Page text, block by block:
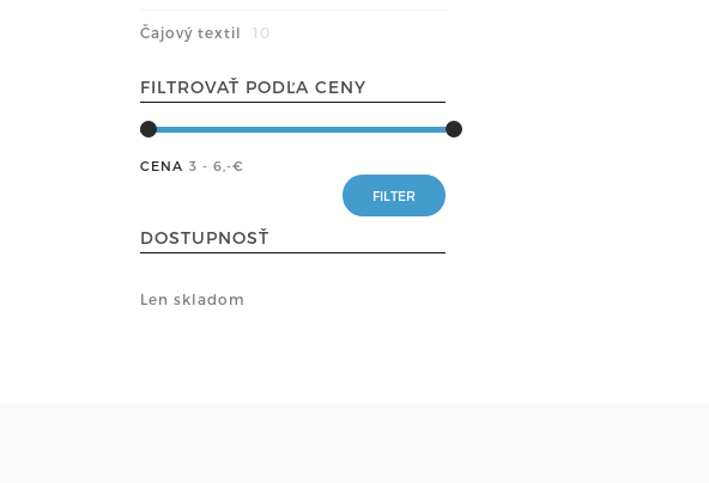
Čajový textil 10
FILTROVAŤ PODĽA CENY
CENA 3 - 6 ,-€
DOSTUPNOSŤ
Len skladom